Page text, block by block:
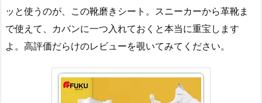
ッと使うのが、この靴磨きシート。スニーカーから革靴ま
で使えて、カバンに一つ入れておくと本当に重宝します
よ。高評価だらけのレビューを覗いてみてください。